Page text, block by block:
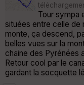
Tour sympa
situées entre celle de
monte, ça descend,
belles vues sur la
chaine des Pyrénées
Retour cool par le
gardant la socquette